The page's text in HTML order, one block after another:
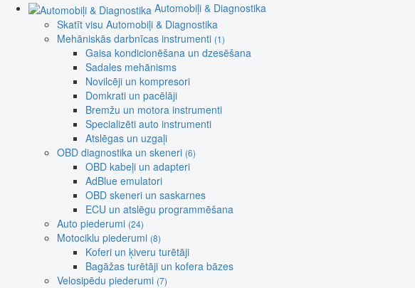
Automobiļi & Diagnostika
Skatīt visu Automobiļi & Diagnostika
Mehāniskās darbnīcas instrumenti (1)
Gaisa kondicionēšana un dzesēšana
Sadales mehānisms
Novilcēji un kompresori
Domkrati un pacēlāji
Bremžu un motora instrumenti
Specializēti auto instrumenti
Atslēgas un uzgaļi
OBD diagnostika un skeneri (6)
OBD kabeļi un adapteri
AdBlue emulatori
OBD skeneri un saskarnes
ECU un atslēgu programmēšana
Auto piederumi (24)
Motociklu piederumi (8)
Koferi un ķiveru turētāji
Bagāžas turētāji un kofera bāzes
Velosipēdu piederumi (7)